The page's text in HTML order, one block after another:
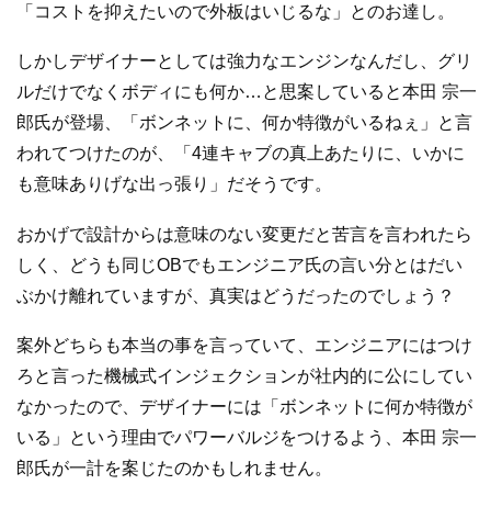
「コストを抑えたいので外板はいじるな」とのお達し。
しかしデザイナーとしては強力なエンジンなんだし、グリ
ルだけでなくボディにも何か…と思案していると本田 宗一
郎氏が登場、「ボンネットに、何か特徴がいるねぇ」と言
われてつけたのが、「4連キャブの真上あたりに、いかに
も意味ありげな出っ張り」だそうです。
おかげで設計からは意味のない変更だと苦言を言われたら
しく、どうも同じOBでもエンジニア氏の言い分とはだい
ぶかけ離れていますが、真実はどうだったのでしょう？
案外どちらも本当の事を言っていて、エンジニアにはつけ
ろと言った機械式インジェクションが社内的に公にしてい
なかったので、デザイナーには「ボンネットに何か特徴が
いる」という理由でパワーバルジをつけるよう、本田 宗一
郎氏が一計を案じたのかもしれません。